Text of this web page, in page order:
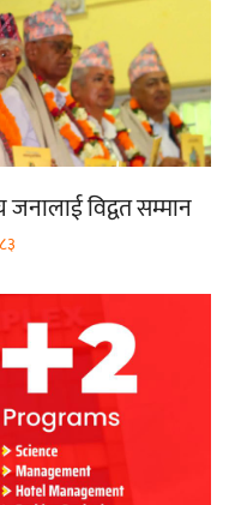
जनालाई विद्वत सम्मान